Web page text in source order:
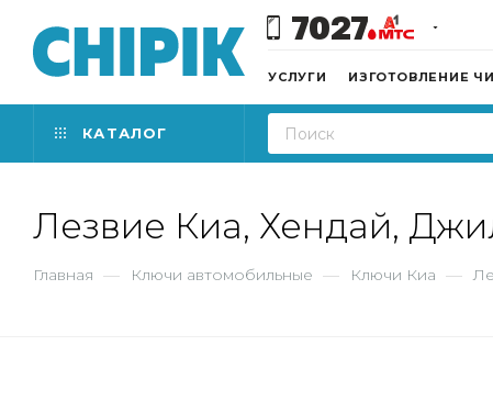
7027
УСЛУГИ ИЗГОТОВЛЕНИЕ
КАТАЛОГ
Лезвие Киа, Хендай,
Главная — Ключи автомобильные — Ключи Киа —